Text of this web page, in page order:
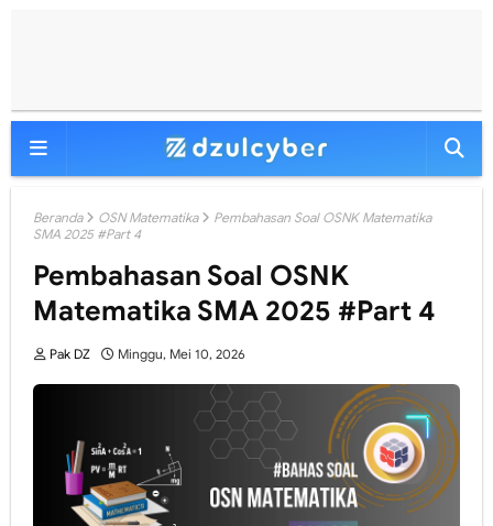
Beranda OSN Matematika
Pembahasan Soal OSNK Matematika
SMA 2025 #Part 4
Pembahasan Soal OSNK
Matematika SMA 2025 #Part 4
Pak DZ Minggu, Mei 10, 2026